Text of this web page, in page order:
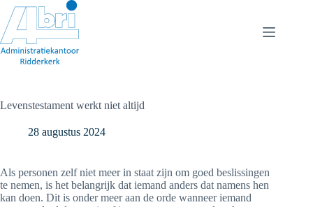
naar
de
inhoud
Levenstestament werkt niet altijd
28 augustus 2024
Als personen zelf niet meer in staat zijn om goed beslissingen
te nemen, is het belangrijk dat iemand anders dat namens hen
kan doen. Dit is onder meer aan de orde wanneer iemand